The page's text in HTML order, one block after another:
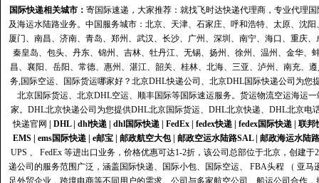
国际快递相关城市： 寄国际速递，大家推荐：就找飞时达快递代理商，专业代理
及海运水陆路业务。中国服务城市：北京、天津、石家庄、呼和浩特、太原、沈
厦门、南昌、济南、青岛、郑州、武汉、长沙、广州、深圳、南宁、海口、重庆
秦皇岛、包头、丹东、锦州、吉林、牡丹江、无锡、扬州、徐州、温州、金华
昌、襄阳、岳阳、常德、惠州、湛江、韶关、桂林、北海、三亚、泸州、南充、
务,国际空运、国际货运哪家好？北京DHL快递公司、北京DHL国际快递公司为
北京国际货运、北京DHL空运、顺丰国际等国际速运服务。货运物流空运海运
家。DHL北京快递公司为您提供DHL北京国际货运、DHL北京快递、DHL北京电
快递官网
DHL| dhl快递| dhl国际快递| FedEx| fedex快递| fedex国际快递| 联邦
EMS| ems国际快递| e邮宝| 邮政航空大包| 邮政空运水陆路SAL| 邮政海运水陆路
UPS 、 FedEx 等进出口业务，价格优惠可达1-2折，该公司总部位于北京，创建
递公司的服务范围广泛，涵盖国际快递、国际小包、国际空运、 FBA头程 （ 亚
足外贸企业、跨境电商等不同用户的需求。公司与多家航空公司、船运公司合作